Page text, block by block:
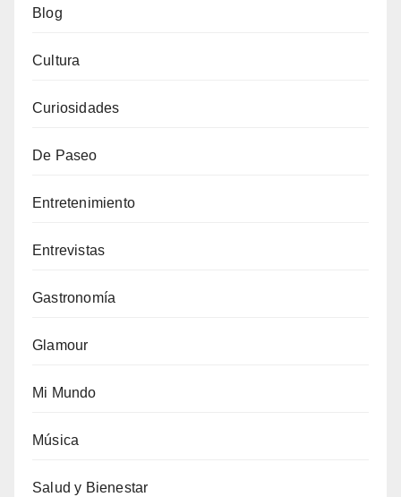
Blog
Cultura
Curiosidades
De Paseo
Entretenimiento
Entrevistas
Gastronomía
Glamour
Mi Mundo
Música
Salud y Bienestar